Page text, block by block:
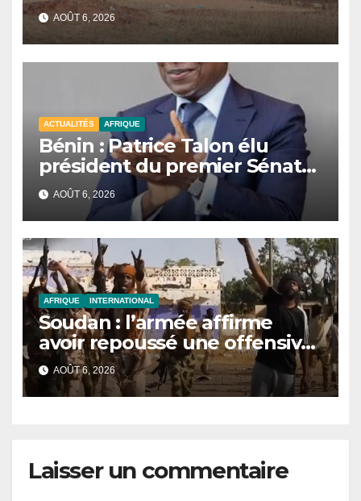
des civils après une attaque
jihadiste.
AOÛT 6, 2026
ACTUALITÉS AFRIQUE
Bénin : Patrice Talon élu
président du premier Sénat
de l’histoire du pays.
AOÛT 6, 2026
AFRIQUE INTERNATIONAL
Soudan : l’armée affirme
avoir repoussé une offensive
des FSR au Darfour
occidental
AOÛT 6, 2026
Laisser un commentaire